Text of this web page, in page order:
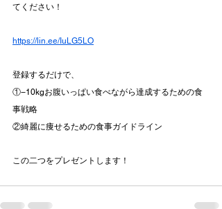
てください！
https://lin.ee/IuLG5LO
登録するだけで、
①−10kgお腹いっぱい食べながら達成するための食
事戦略
②綺麗に痩せるための食事ガイドライン
この二つをプレゼントします！